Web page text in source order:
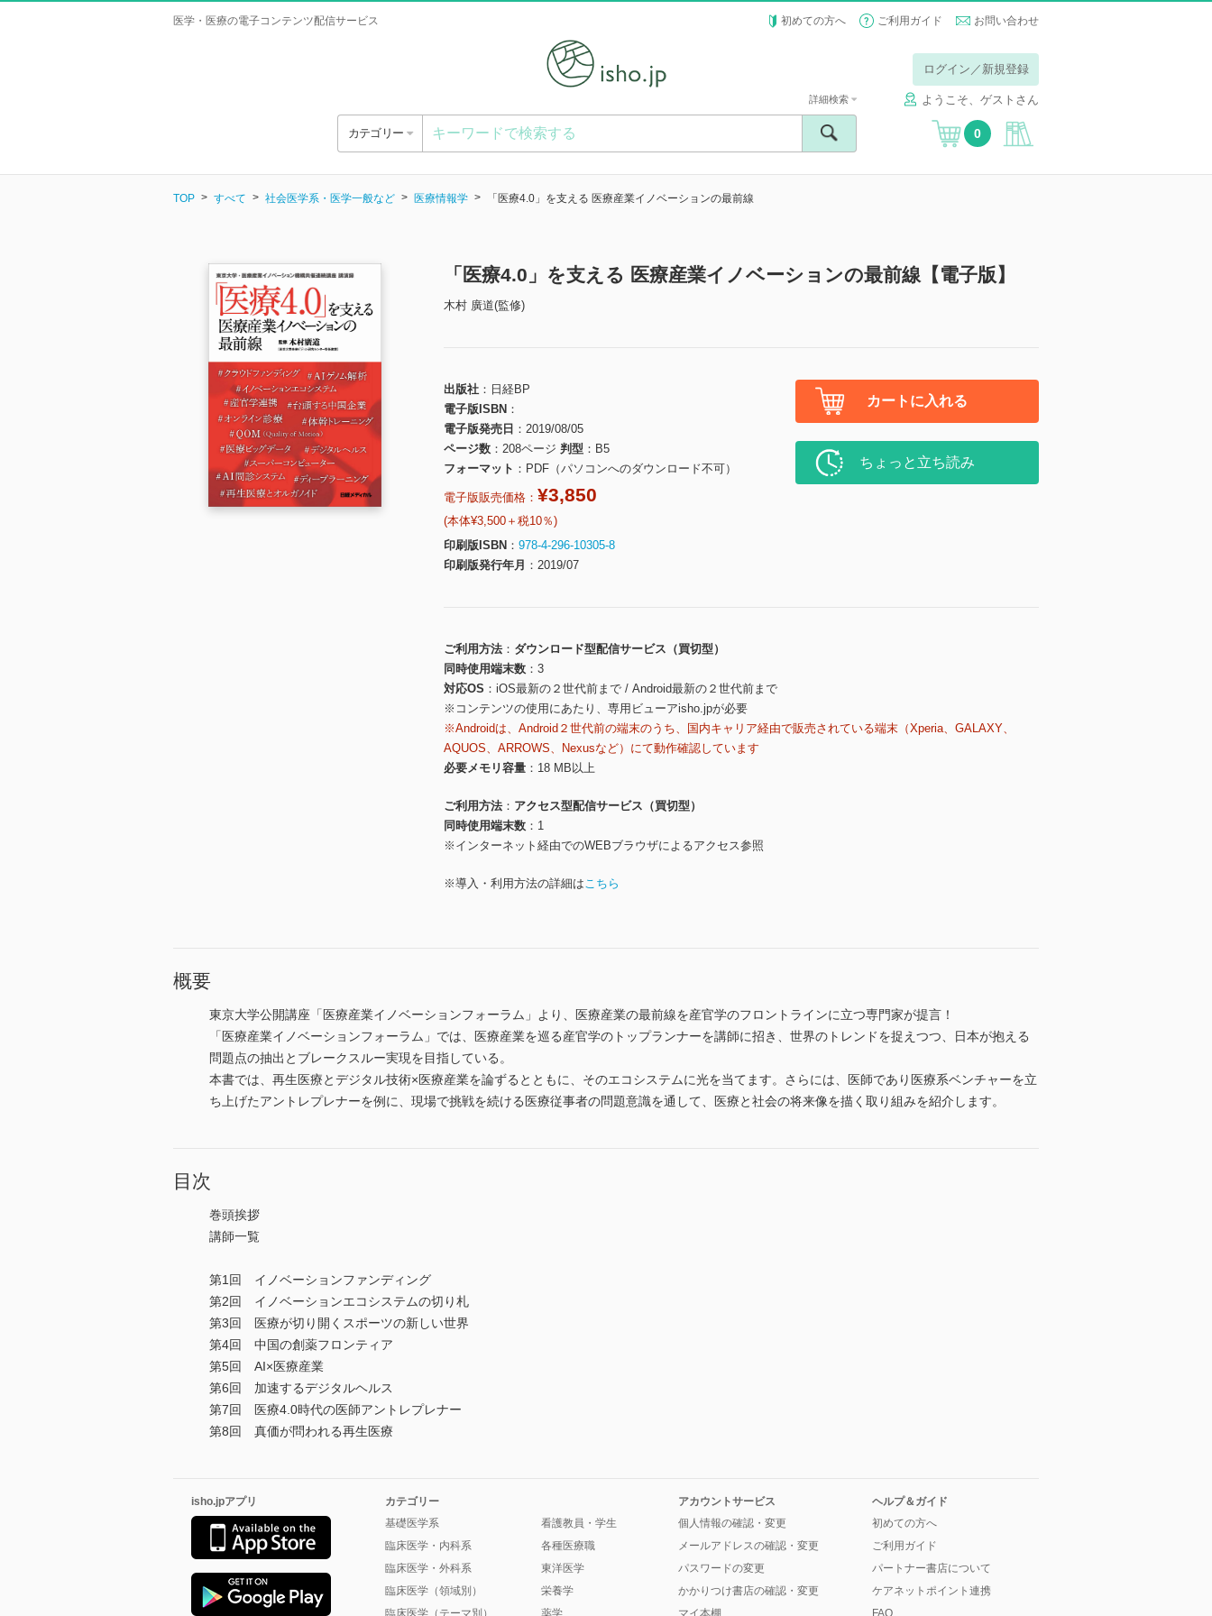
医学・医療の電子コンテンツ配信サービス 初めての方へ ご利用ガイド お問い合わせ
ログイン／新規登録
ようこそ、ゲストさん
カテゴリー
詳細検索
0
TOP すべて 社会医学系・医学一般など 医療情報学 「医療4.0」を支える 医療産業イノベーションの最前線
「医療4.0」を支える 医療産業イノベーションの最前線【電子版】
木村 廣道(監修)
出版社
日経BP
電子版ISBN
電子版発売日
2019/08/05
ページ数
208ページ 判型
B5
フォーマット
PDF（パソコンへのダウンロード不可）
電子版販売価格： ¥3,850
(本体¥3,500＋税10％)
印刷版ISBN
978-4-296-10305-8
印刷版発行年月
2019/07
カートに入れる
ちょっと立ち読み
ご利用方法
ダウンロード型配信サービス（買切型）
同時使用端末数
3
対応OS
iOS最新の２世代前まで / Android最新の２世代前まで
※コンテンツの使用にあたり、専用ビューアisho.jpが必要
※Androidは、Android２世代前の端末のうち、国内キャリア経由で販売されている端末（Xperia、GALAXY、
AQUOS、ARROWS、Nexusなど）にて動作確認しています
必要メモリ容量
18 MB以上
ご利用方法
アクセス型配信サービス（買切型）
同時使用端末数
1
※インターネット経由でのWEBブラウザによるアクセス参照
※導入・利用方法の詳細はこちら
概要
東京大学公開講座「医療産業イノベーションフォーラム」より、医療産業の最前線を産官学のフロントラインに立つ専門家が提言！
「医療産業イノベーションフォーラム」では、医療産業を巡る産官学のトップランナーを講師に招き、世界のトレンドを捉えつつ、日本が抱える
問題点の抽出とブレークスルー実現を目指している。
本書では、再生医療とデジタル技術×医療産業を論ずるとともに、そのエコシステムに光を当てます。さらには、医師であり医療系ベンチャーを立
ち上げたアントレプレナーを例に、現場で挑戦を続ける医療従事者の問題意識を通して、医療と社会の将来像を描く取り組みを紹介します。
目次
巻頭挨拶
講師一覧
第1回 イノベーションファンディング
第2回 イノベーションエコシステムの切り札
第3回 医療が切り開くスポーツの新しい世界
第4回 中国の創薬フロンティア
第5回 AI×医療産業
第6回 加速するデジタルヘルス
第7回 医療4.0時代の医師アントレプレナー
第8回 真価が問われる再生医療
isho.jpアプリ
カテゴリー
基礎医学系
臨床医学・内科系
臨床医学・外科系
臨床医学（領域別）
看護教員・学生
各種医療職
東洋医学
栄養学
アカウントサービス
個人情報の確認・変更
メールアドレスの確認・変更
パスワードの変更
かかりつけ書店の確認・変更
ヘルプ＆ガイド
初めての方へ
ご利用ガイド
パートナー書店について
ケアネットポイント連携